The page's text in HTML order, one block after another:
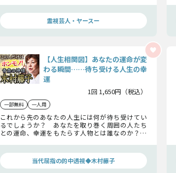
伝えします。
霊視芸人・ヤースー
【人生相関図】あなたの運命が変
わる瞬間……待ち受ける人生の幸
運
1回 1,650円（税込）
一部無料 一人用
これから先のあなたの人生には何が待ち受けてい
るでしょうか？ あなたを取り巻く周囲の人たち
との運命、幸運をもたらす人物とは誰なのか？
当代屈指の的中透視◆木村藤子